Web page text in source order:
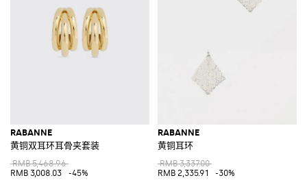
RABANNE
黄铜双耳环耳骨夹套装
RMB 5,468.96
RMB 3,008.03
-45%
RABANNE
黄铜耳环
RMB 3,337.00
RMB 2,335.91
-30%